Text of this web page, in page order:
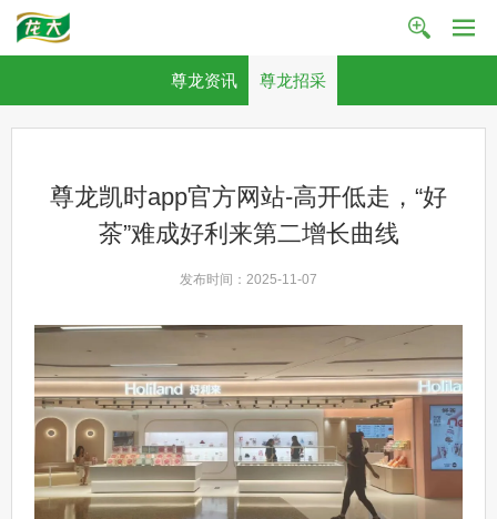
尊龙资讯 尊龙招采
尊龙凯时app官方网站-高开低走，“好
茶”难成好利来第二增长曲线
发布时间：2025-11-07